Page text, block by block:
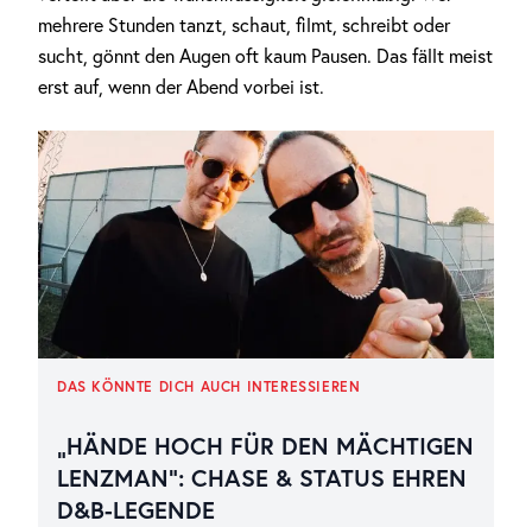
mehrere Stunden tanzt, schaut, filmt, schreibt oder
sucht, gönnt den Augen oft kaum Pausen. Das fällt meist
erst auf, wenn der Abend vorbei ist.
DAS KÖNNTE DICH AUCH INTERESSIEREN
„HÄNDE HOCH FÜR DEN MÄCHTIGEN
LENZMAN“: CHASE & STATUS EHREN
D&B-LEGENDE